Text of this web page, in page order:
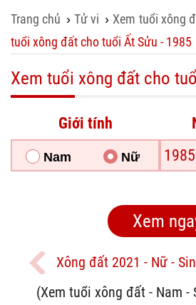
Trang chủ ›Tử vi ›Xem tuổi xông
tuổi xông đất cho tuổi Ất Sửu - 1985
Xem tuổi xông đất cho
Giới tính
Nam Nữ
Xông đất 2021 - Nữ -
(Xem tuổi xông đất - Nam -